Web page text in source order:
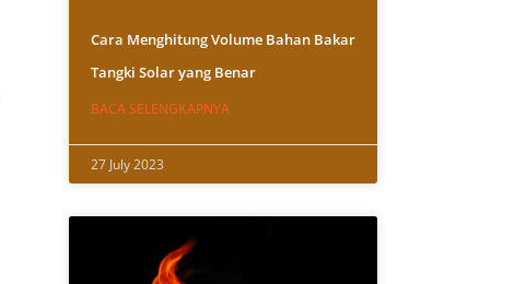
Cara Menghitung Volume Bahan Bakar
Tangki Solar yang Benar
BACA SELENGKAPNYA
27 July 2023